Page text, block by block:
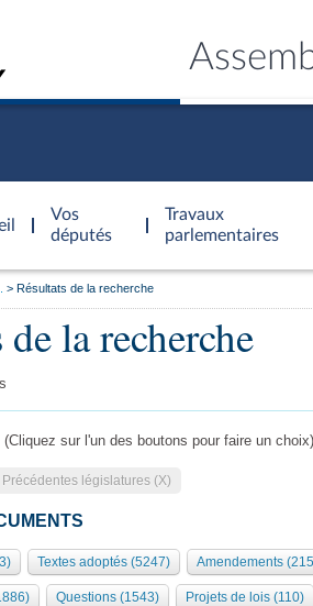
Vos
députés
Travaux
parlementaires
autres organes
l'Assemblée
l'Assemblée
des Présidents Bureau Collège des
palais Bourbon
Résultats de la recherche
la recherche
(Cliquez sur l'un des boutons pour faire un choix)
Précédentes législatures (X)
Textes adoptés (5247) Amendements
Questions (1543) Projets de lois (110)